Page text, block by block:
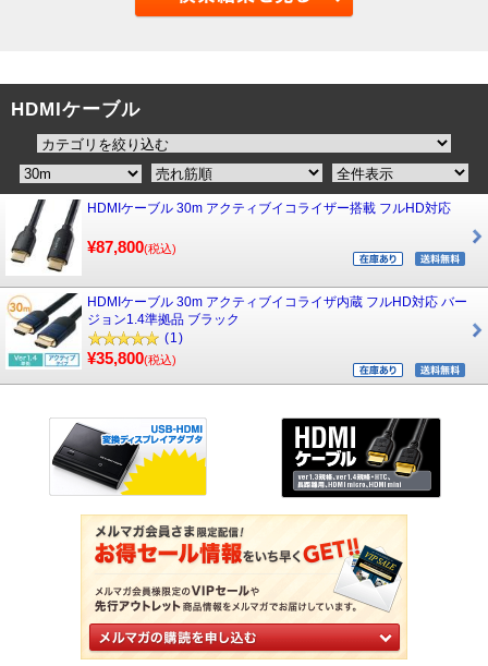
HDMIケーブル
HDMIケーブル 30m アクティブイコライザー搭載 フルHD対応
¥87,800(税込)
HDMIケーブル 30m アクティブイコライザ内蔵 フルHD対応 バー
ジョン1.4準拠品 ブラック
(1)
¥35,800(税込)